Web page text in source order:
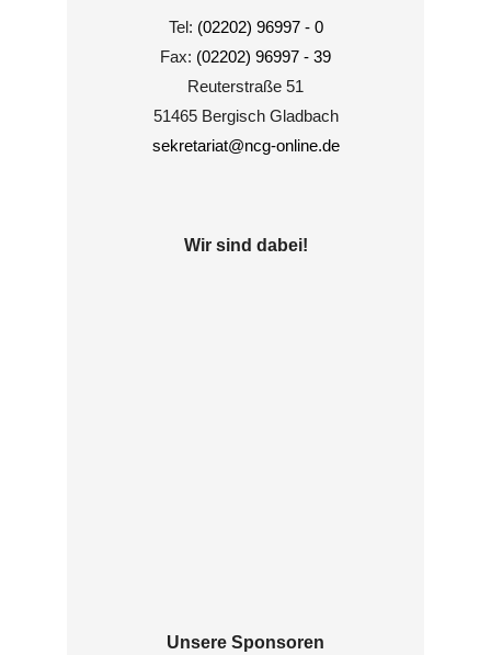
Tel: (02202) 96997 - 0
Fax: (02202) 96997 - 39
Reuterstraße 51
51465 Bergisch Gladbach
sekretariat@ncg-online.de
Wir sind dabei!
Unsere Sponsoren